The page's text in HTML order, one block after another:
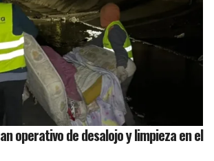
operativo de desalojo y limpieza en el